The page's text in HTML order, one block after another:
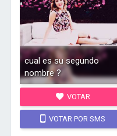
cual es su segundo
nombre ?
VOTAR
VOTAR POR SMS